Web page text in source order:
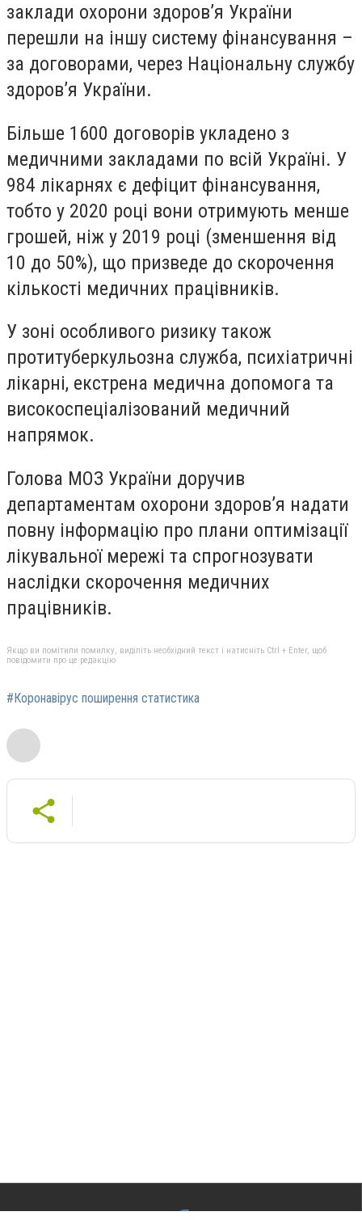
заклади охорони здоров’я України
перешли на іншу систему фінансування –
за договорами, через Національну службу
здоров’я України.
Більше 1600 договорів укладено з
медичними закладами по всій Україні. У
984 лікарнях є дефіцит фінансування,
тобто у 2020 році вони отримують менше
грошей, ніж у 2019 році (зменшення від
10 до 50%), що призведе до скорочення
кількості медичних працівників.
У зоні особливого ризику також
протитуберкульозна служба, психіатричні
лікарні, екстрена медична допомога та
високоспеціалізований медичний
напрямок.
Голова МОЗ України доручив
департаментам охорони здоров’я надати
повну інформацію про плани оптимізації
лікувальної мережі та спрогнозувати
наслідки скорочення медичних
працівників.
Якщо ви помітили помилку, виділіть необхідний текст і натисніть Ctrl + Enter, щоб
повідомити про це редакцію
#Коронавірус поширення статистика